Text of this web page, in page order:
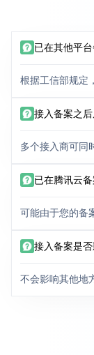
已在其他平
根据工信部规定
接入备案之
多个接入商可同
已在腾讯云
可能由于您的备
接入备案是
不会影响其他地